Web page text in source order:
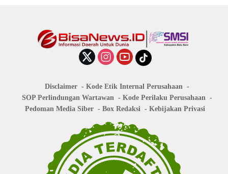
Disclaimer
Kode Etik Internal Perusahaan
SOP Perlindungan Wartawan
Kode Perilaku Perusahaan
Pedoman Media Siber
Box Redaksi Kebijakan Privasi